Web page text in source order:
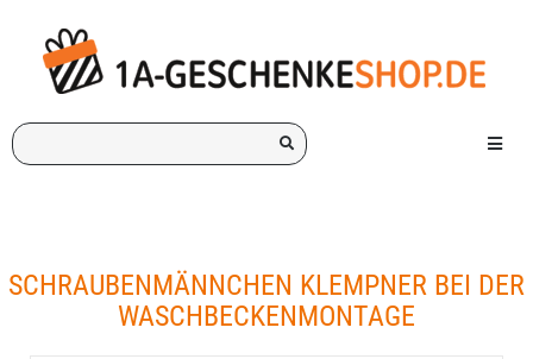
Ich
suche
Menü
SCHRAUBENMÄNNCHEN KLEMPNER BEI DER
WASCHBECKENMONTAGE